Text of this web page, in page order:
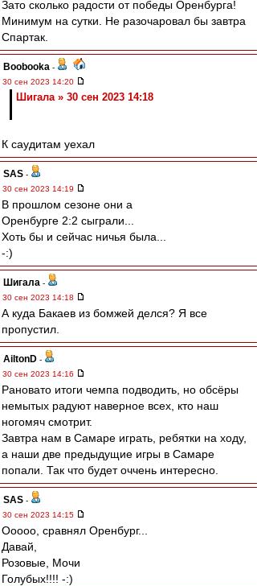
Зато сколько радости от победы Оренбурга!
Минимум на сутки. Не разочаровал бы завтра
Спартак.
Boobooka -
30 сен 2023 14:20
Шигала » 30 сен 2023 14:18
К саудитам уехал
SAS -
30 сен 2023 14:19
В прошлом сезоне они а
Оренбурге 2:2 сыграли...
Хоть бы и сейчас ничья была...
-:)
Шигала -
30 сен 2023 14:18
А куда Бакаев из бомжей делся? Я все
пропустил.
AiltonD -
30 сен 2023 14:16
Рановато итоги чемпа подводить, но обсёры
немытых радуют наверное всех, кто наш
ногомяч смотрит.
Завтра нам в Самаре играть, ребятки на ходу,
а наши две предыдущие игры в Самаре
попали. Так что будет оччень интересно.
SAS -
30 сен 2023 14:15
Ооооо, сравнял Оренбург...
Давай,
Розовые, Мочи
Голубых!!!! -:)